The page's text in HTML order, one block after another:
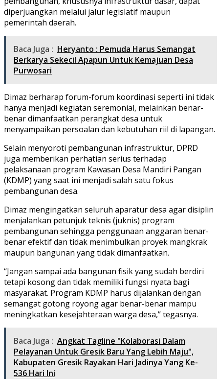
diperjuangkan melalui jalur legislatif maupun
pemerintah daerah.
Baca Juga : Heryanto : Pemuda Harus Semangat
Berkarya Sekecil Apapun Untuk Kemajuan Desa
Purwosari
Dimaz berharap forum-forum koordinasi seperti ini tidak
hanya menjadi kegiatan seremonial, melainkan benar-
benar dimanfaatkan perangkat desa untuk
menyampaikan persoalan dan kebutuhan riil di lapangan.
Selain menyoroti pembangunan infrastruktur, DPRD
juga memberikan perhatian serius terhadap
pelaksanaan program Kawasan Desa Mandiri Pangan
(KDMP) yang saat ini menjadi salah satu fokus
pembangunan desa.
Dimaz mengingatkan seluruh aparatur desa agar disiplin
menjalankan petunjuk teknis (juknis) program
pembangunan sehingga penggunaan anggaran benar-
benar efektif dan tidak menimbulkan proyek mangkrak
maupun bangunan yang tidak dimanfaatkan.
“Jangan sampai ada bangunan fisik yang sudah berdiri
tetapi kosong dan tidak memiliki fungsi nyata bagi
masyarakat. Program KDMP harus dijalankan dengan
semangat gotong royong agar benar-benar mampu
meningkatkan kesejahteraan warga desa,” tegasnya.
Baca Juga : Angkat Tagline "Kolaborasi Dalam
Pelayanan Untuk Gresik Baru Yang Lebih Maju",
Kabupaten Gresik Rayakan Hari Jadinya Yang Ke-
536 Hari Ini